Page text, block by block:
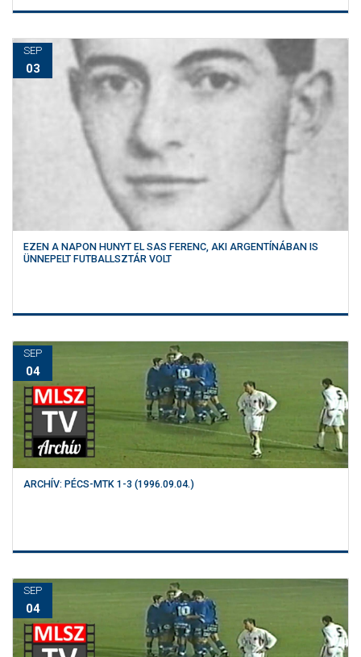
SEP
03
EZEN A NAPON HUNYT EL SAS FERENC, AKI ARGENTÍNÁBAN IS
ÜNNEPELT FUTBALLSZTÁR VOLT
SEP
04
ARCHÍV: PÉCS-MTK 1-3 (1996.09.04.)
SEP
04